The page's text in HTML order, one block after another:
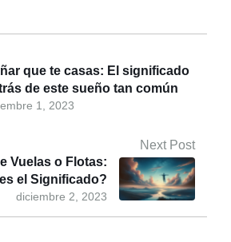
1, 2023
que te casas: El significado
de este sueño tan común
Next Post
diciembre 2, 2023
Vuelas o Flotas:
el Significado?